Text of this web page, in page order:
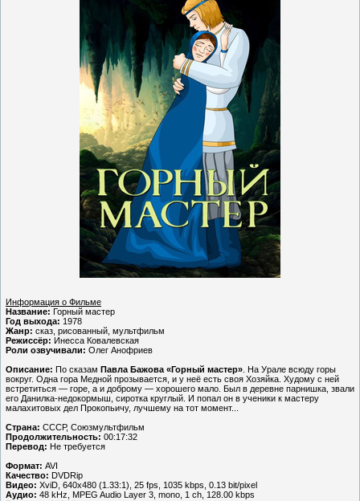
Информация о Фильме
Название: Горный мастер
Год выхода: 1978
Жанр: сказ, рисованный, мультфильм
Режиссёр: Инесса Ковалевская
Роли озвучивали: Олег Анофриев
Описание: По сказам Павла Бажова «Горный мастер» . На Урале всюду горы
вокруг. Одна гора Медной прозывается, и у неё есть своя Хозяйка. Худому с ней
встретиться — горе, а и доброму — хорошего мало. Был в деревне парнишка, звали
его Данилка-недокормыш, сиротка круглый. И попал он в ученики к мастеру
малахитовых дел Прокопьичу, лучшему на тот момент...
Страна: СССР, Союзмультфильм
Продолжительность: 00:17:32
Перевод: Не требуется
Формат: AVI
Качество: DVDRip
Видео: XviD, 640x480 (1.33:1), 25 fps, 1035 kbps, 0.13 bit/pixel
Аудио: 48 kHz, MPEG Audio Layer 3, mono, 1 ch, 128.00 kbps